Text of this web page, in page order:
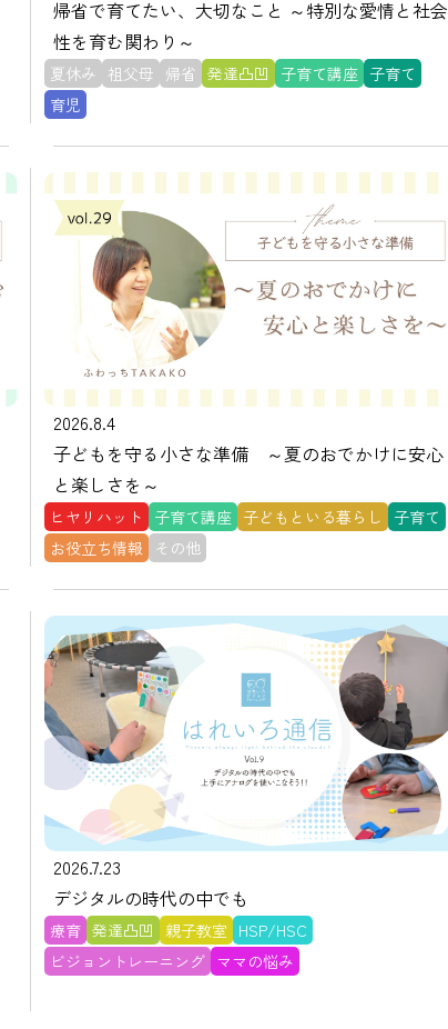
帰省で育てたい、大切なこと ～特別な愛情と社会
性を育む関わり～
夏休み 祖父母 帰省 発達凸凹 子育て講座 子育て
育児
2026.8.4
子どもを守る小さな準備 ～夏のおでかけに安心
と楽しさを～
ヒヤリハット 子育て講座 子どもといる暮らし
子育て
お役立ち情報 その他
2026.7.23
デジタルの時代の中でも
療育 発達凸凹 親子教室 HSP/HSC
ビジョントレーニング ママの悩み